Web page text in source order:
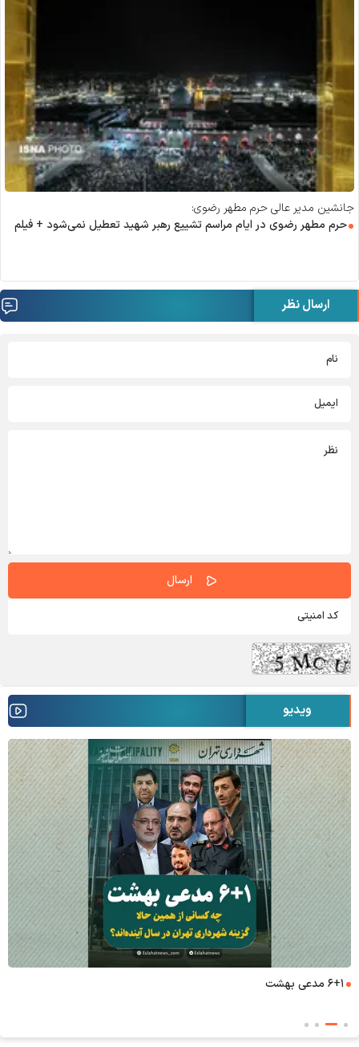
جانشین مدیر عالی حرم مطهر رضوی:
حرم مطهر رضوی در ایام مراسم تشییع رهبر شهید تعطیل نمی‌شود + فیلم
ارسال نظر
ویدیو
۶+۱ مدعی بهشت